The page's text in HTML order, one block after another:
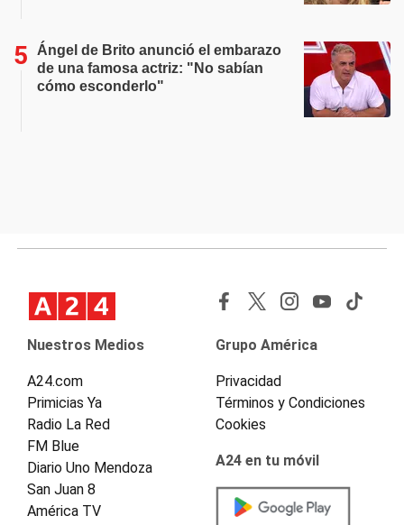
Ángel de Brito anunció el embarazo
de una famosa actriz: "No sabían
cómo esconderlo"
Nuestros Medios
A24.com
Primicias Ya
Radio La Red
FM Blue
Diario Uno Mendoza
San Juan 8
América TV
Grupo América
Privacidad
Términos y Condiciones
Cookies
A24 en tu móvil